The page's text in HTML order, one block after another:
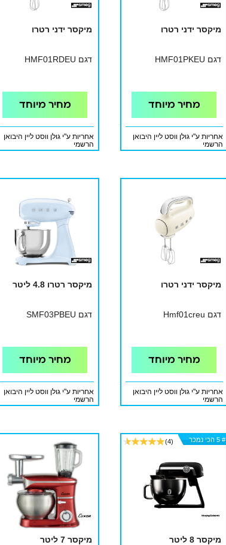
מיקסר ידני רטרו
דגם HMF01PKEU
מחיר מיוחד
אחריות ע"י גולן ווסט ליין היבואן
הרשמי
מיקסר ידני רטרו
דגם HMF01RDEU
מחיר מיוחד
אחריות ע"י גולן ווסט ליין היבואן
הרשמי
מיקסר ידני רטרו
דגם Hmf01creu
מחיר מיוחד
אחריות ע"י גולן ווסט ליין היבואן
הרשמי
מיקסר רטרו 4.8 ליטר
דגם SMF03PBEU
מחיר מיוחד
אחריות ע"י גולן ווסט ליין היבואן
הרשמי
# 5 הכי נמכר
# 5 הכי נמכר
# 5 הכי נמכר (4)
מיקסר 8 ליטר מיקסר 7 ליטר